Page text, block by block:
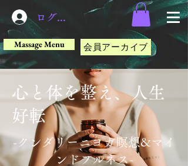
ログイン
Massage Menu 会員アーカイブ
心と体を整え、人生
好転
​-クンダリーニヨガ瞑想&マイ
ンドフルネス-